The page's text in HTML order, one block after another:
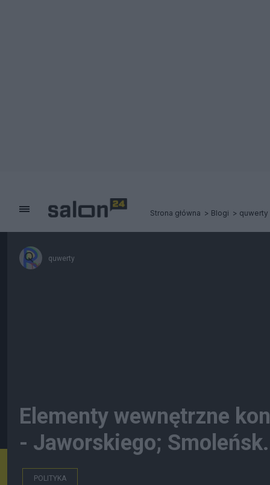
Strona główna Blogi quwerty
quwerty
Elementy wewnętrzne
- Jaworskiego; Smoleńsk.
POLITYKA